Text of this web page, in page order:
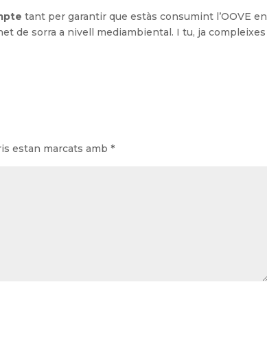
tant per garantir que estàs consumint l’OOVE en
de sorra a nivell mediambiental. I tu, ja compleixes
estan marcats amb*